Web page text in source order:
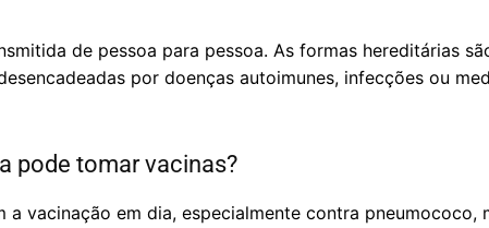
de pessoa para pessoa. As formas hereditárias
por doenças autoimunes, infecções ou
pode tomar vacinas?
a vacinação em dia, especialmente contra pneumococo,